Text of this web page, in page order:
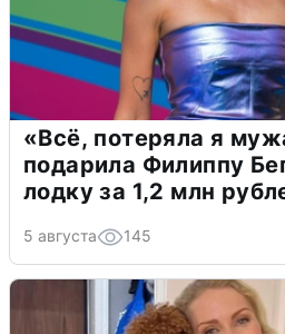
«Всё, потеряла я
подарила Филиппу
лодку за 1,2 млн
5 августа 145